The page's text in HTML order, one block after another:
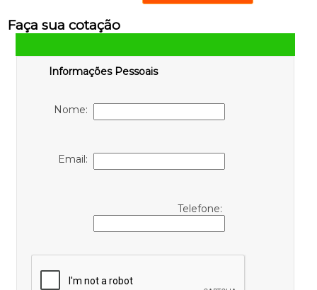
Faça sua cotação
Informações Pessoais
Nome:
Email:
Telefone: